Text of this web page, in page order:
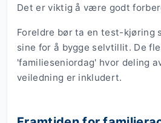
Det er viktig å være godt
Foreldre bør ta en test-kjøring
sine for å bygge selvtillit. De
'familieseniordag' hvor deling
veiledning er inkludert.